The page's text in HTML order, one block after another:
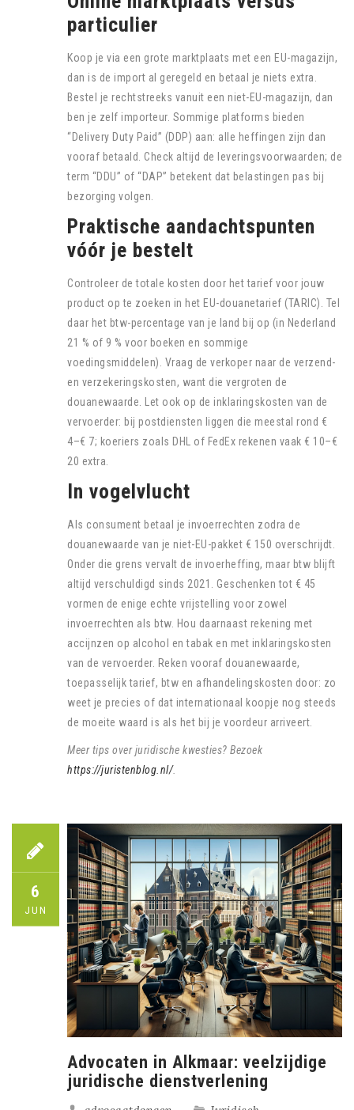
particulier
Koop je via een grote marktplaats met een EU-magazijn,
dan is de import al geregeld en betaal je niets extra.
Bestel je rechtstreeks vanuit een niet-EU-magazijn, dan
ben je zelf importeur. Sommige platforms bieden
“Delivery Duty Paid” (DDP) aan: alle heffingen zijn dan
vooraf betaald. Check altijd de leveringsvoorwaarden; de
term “DDU” of “DAP” betekent dat belastingen pas bij
bezorging volgen.
Praktische aandachtspunten
vóór je bestelt
Controleer de totale kosten door het tarief voor jouw
product op te zoeken in het EU-douanetarief (TARIC). Tel
daar het btw-percentage van je land bij op (in Nederland
21 % of 9 % voor boeken en sommige
voedingsmiddelen). Vraag de verkoper naar de verzend-
en verzekeringskosten, want die vergroten de
douanewaarde. Let ook op de inklaringskosten van de
vervoerder: bij postdiensten liggen die meestal rond €
4–€ 7; koeriers zoals DHL of FedEx rekenen vaak € 10–€
20 extra.
In vogelvlucht
Als consument betaal je invoerrechten zodra de
douanewaarde van je niet-EU-pakket € 150 overschrijdt.
Onder die grens vervalt de invoerheffing, maar btw blijft
altijd verschuldigd sinds 2021. Geschenken tot € 45
vormen de enige echte vrijstelling voor zowel
invoerrechten als btw. Hou daarnaast rekening met
accijnzen op alcohol en tabak en met inklaringskosten
van de vervoerder. Reken vooraf douanewaarde,
toepasselijk tarief, btw en afhandelingskosten door: zo
weet je precies of dat internationaal koopje nog steeds
de moeite waard is als het bij je voordeur arriveert.
Meer tips over juridische kwesties? Bezoek
https://juristenblog.nl/.
6
JUN
Advocaten in Alkmaar: veelzijdige
juridische dienstverlening